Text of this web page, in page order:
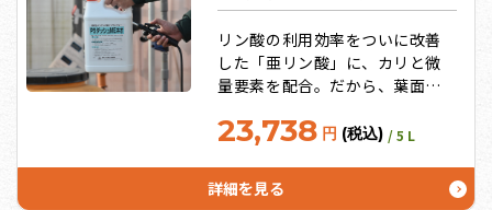
リン酸の利用効率をついに改善
した「亜リン酸」に、カリと微
量要素を配合。だから、葉面散
「転流」が即効的！そして、驚
いお徳用サイズ10L、20Lも！
23,738 円 (税込) / 5 L
詳細を見る